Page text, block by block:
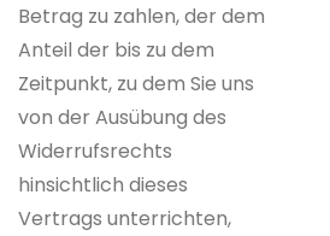
Betrag zu zahlen, der dem
Anteil der bis zu dem
Zeitpunkt, zu dem Sie uns
von der Ausübung des
Widerrufsrechts
hinsichtlich dieses
Vertrags unterrichten,